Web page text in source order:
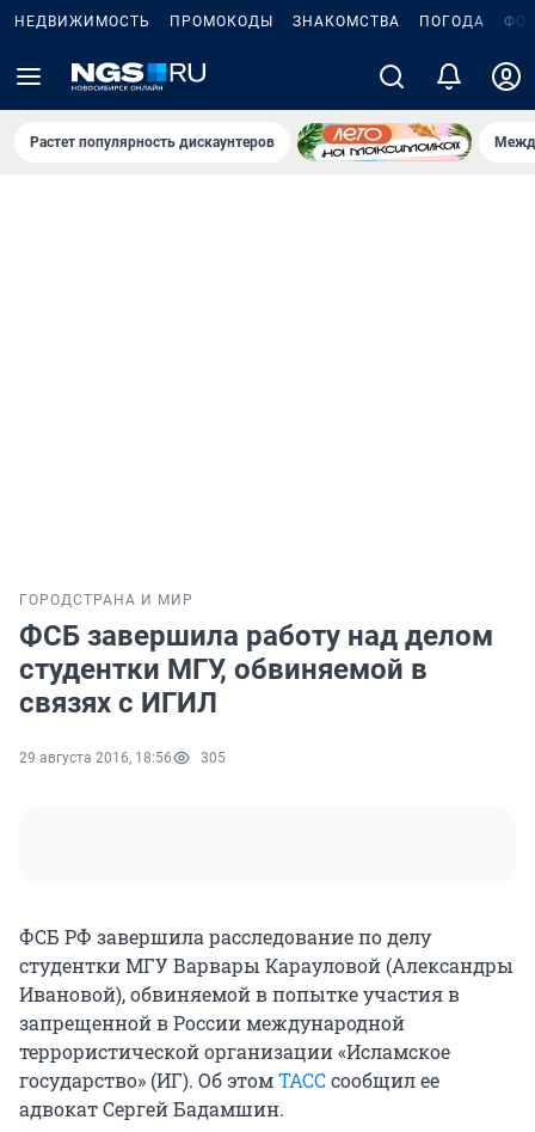
НЕДВИЖИМОСТЬ ПРОМОКОДЫ ЗНАКОМСТВА ПОГОДА
Растет популярность дискаунтеров
ГОРОДСТРАНА И МИР
ФСБ завершила работу над делом
студентки МГУ, обвиняемой в
связях с ИГИЛ
29 августа 2016, 18:56 305
ФСБ РФ завершила расследование по делу
студентки МГУ Варвары Карауловой (Александры
Ивановой), обвиняемой в попытке участия в
запрещенной в России международной
террористической организации «Исламское
государство» (ИГ). Об этомТАССсообщил ее
адвокат Сергей Бадамшин.